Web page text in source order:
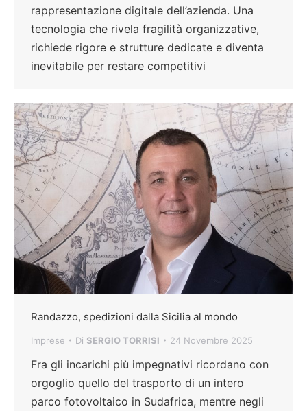
rappresentazione digitale dell’azienda. Una
tecnologia che rivela fragilità organizzative,
richiede rigore e strutture dedicate e diventa
inevitabile per restare competitivi
Randazzo, spedizioni dalla Sicilia al mondo
Imprese Di SERGIO TORRISI 24 Novembre 2025
Fra gli incarichi più impegnativi ricordano con
orgoglio quello del trasporto di un intero
parco fotovoltaico in Sudafrica, mentre negli